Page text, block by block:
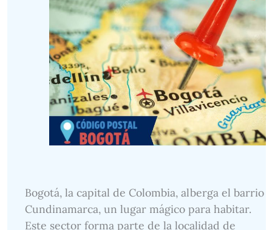
Bogotá, la capital de Colombia, alberga el barrio
Cundinamarca, un lugar mágico para habitar.
Este sector forma parte de la localidad de